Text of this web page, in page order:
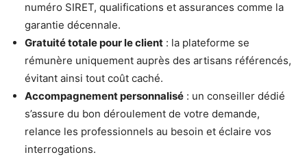
numéro SIRET, qualifications et assurances comme la
garantie décennale.
Gratuité totale pour le client : la plateforme se
rémunère uniquement auprès des artisans référencés,
évitant ainsi tout coût caché.
Accompagnement personnalisé : un conseiller dédié
s’assure du bon déroulement de votre demande,
relance les professionnels au besoin et éclaire vos
interrogations.